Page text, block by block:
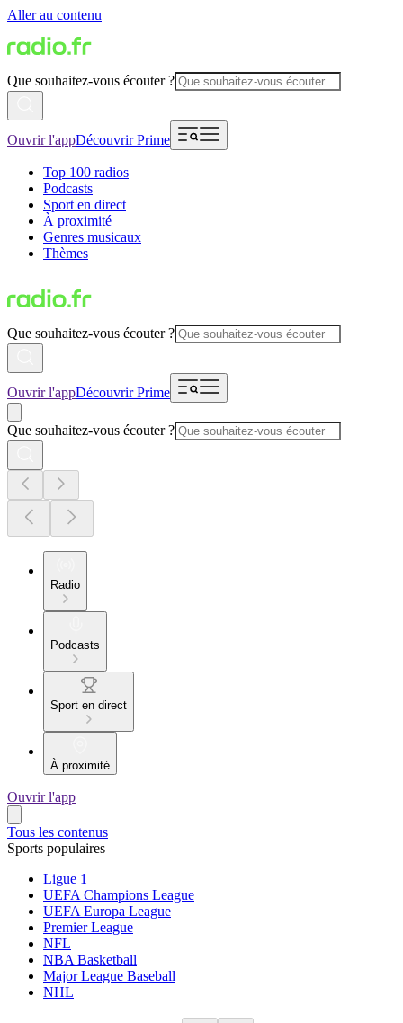
Aller au contenu
Que souhaitez-vous écouter ?
Ouvrir l'appDécouvrir Prime
Top 100 radios
Podcasts
Sport en direct
À proximité
Genres musicaux
Thèmes
Que souhaitez-vous écouter ?
Ouvrir l'appDécouvrir Prime
Que souhaitez-vous écouter ?
Radio
Podcasts
Sport en direct
À proximité
Ouvrir l'app
Tous les contenus
Sports populaires
Ligue 1
UEFA Champions League
UEFA Europa League
Premier League
NFL
NBA Basketball
Major League Baseball
NHL